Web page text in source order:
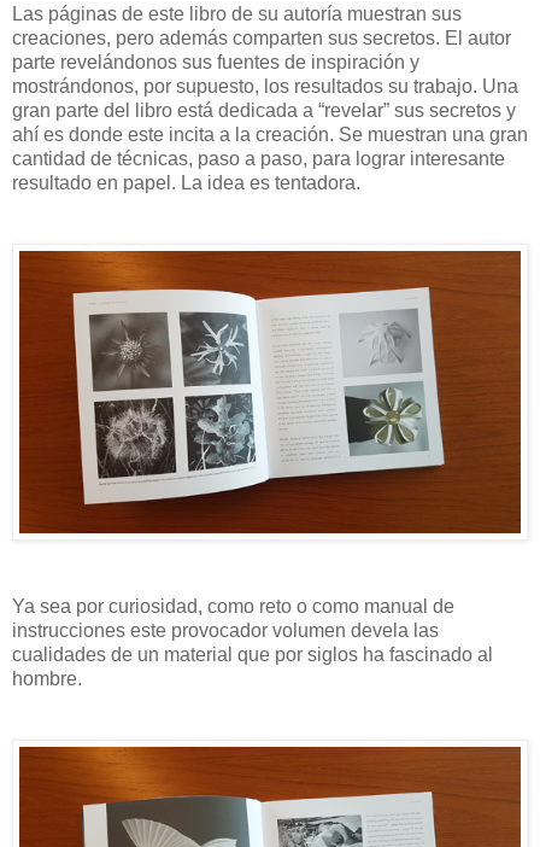
Las páginas de este libro de su autoría muestran sus
creaciones, pero además comparten sus secretos. El autor
parte revelándonos sus fuentes de inspiración y
mostrándonos, por supuesto, los resultados su trabajo. Una
gran parte del libro está dedicada a “revelar” sus secretos y
ahí es donde este incita a la creación. Se muestran una gran
cantidad de técnicas, paso a paso, para lograr interesante
resultado en papel. La idea es tentadora.
Ya sea por curiosidad, como reto o como manual de
instrucciones este provocador volumen devela las
cualidades de un material que por siglos ha fascinado al
hombre.